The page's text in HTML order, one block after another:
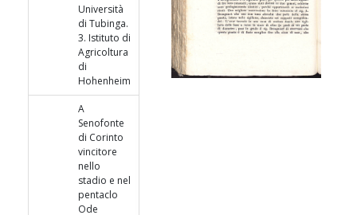
Università
di Tubinga.
3. Istituto di
Agricoltura
di
Hohenheim
A
Senofonte
di Corinto
vincitore
nello
stadio e nel
pentaclo
Ode